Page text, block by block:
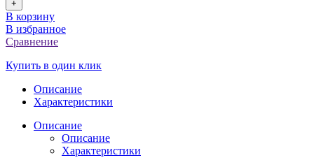
+
В корзину
В избранное
Сравнение
Купить в один клик
Описание
Характеристики
Описание
Описание
Характеристики